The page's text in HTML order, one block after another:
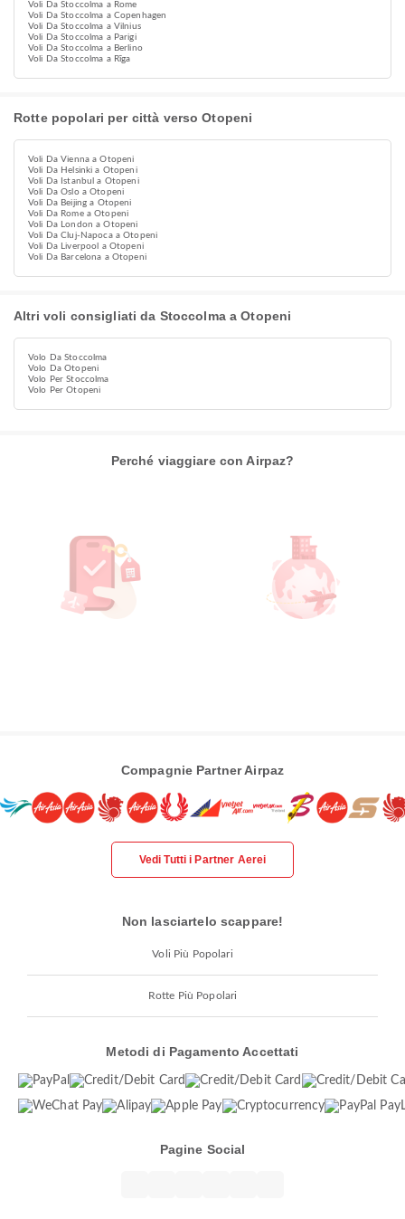
Voli Da Stoccolma a Rome
Voli Da Stoccolma a Copenhagen
Voli Da Stoccolma a Vilnius
Voli Da Stoccolma a Parigi
Voli Da Stoccolma a Berlino
Voli Da Stoccolma a Rīga
Rotte popolari per città verso Otopeni
Voli Da Vienna a Otopeni
Voli Da Helsinki a Otopeni
Voli Da Istanbul a Otopeni
Voli Da Oslo a Otopeni
Voli Da Beijing a Otopeni
Voli Da Rome a Otopeni
Voli Da London a Otopeni
Voli Da Cluj-Napoca a Otopeni
Voli Da Liverpool a Otopeni
Voli Da Barcelona a Otopeni
Altri voli consigliati da Stoccolma a Otopeni
Volo Da Stoccolma
Volo Da Otopeni
Volo Per Stoccolma
Volo Per Otopeni
Perché viaggiare con Airpaz?
Compagnie Partner Airpaz
Vedi Tutti i Partner Aerei
Non lasciartelo scappare!
Voli Più Popolari
Rotte Più Popolari
Metodi di Pagamento Accettati
Pagine Social